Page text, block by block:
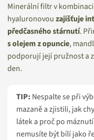
Minerální filtr v
hyaluronovouzajišťuje
předčasného stárnutí.
s olejem z opuncie,
podporují její pružnost a
den.
TIP: Nespalte se při
mazaně a zjistili, jak
látek a proč po
nemusíte být bílí jako